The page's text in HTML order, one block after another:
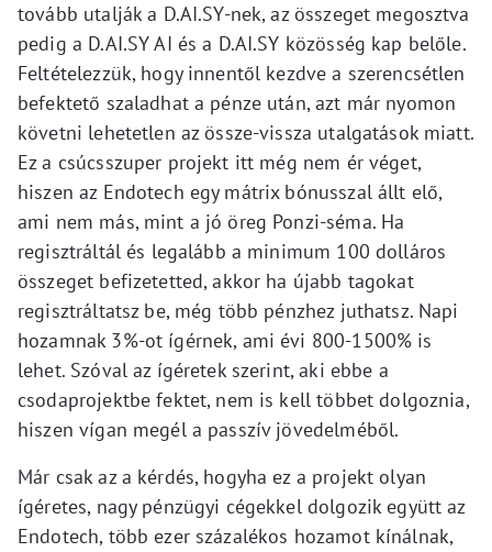
tovább utalják a D.AI.SY-nek, az összeget megosztva
pedig a D.AI.SY AI és a D.AI.SY közösség kap belőle.
Feltételezzük, hogy innentől kezdve a szerencsétlen
befektető szaladhat a pénze után, azt már nyomon
követni lehetetlen az össze-vissza utalgatások miatt.
Ez a csúcsszuper projekt itt még nem ér véget,
hiszen az Endotech egy mátrix bónusszal állt elő,
ami nem más, mint a jó öreg Ponzi-séma. Ha
regisztráltál és legalább a minimum 100 dolláros
összeget befizetetted, akkor ha újabb tagokat
regisztráltatsz be, még több pénzhez juthatsz. Napi
hozamnak 3%-ot ígérnek, ami évi 800-1500% is
lehet. Szóval az ígéretek szerint, aki ebbe a
csodaprojektbe fektet, nem is kell többet dolgoznia,
hiszen vígan megél a passzív jövedelméből.
Már csak az a kérdés, hogyha ez a projekt olyan
ígéretes, nagy pénzügyi cégekkel dolgozik együtt az
Endotech, több ezer százalékos hozamot kínálnak,